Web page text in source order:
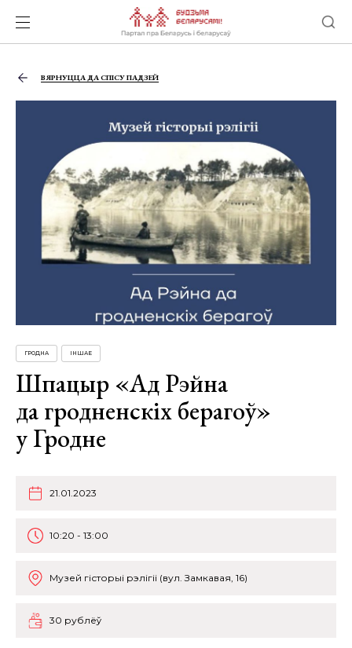
ВЯРНУЦЦА ДА СПІСУ ПАДЗЕЙ
ГРОДНА ІНШАЕ
Шпацыр «Ад Рэйна
да гродненскіх берагоў»
у Гродне
21.01.2023
10:20 - 13:00
Музей гісторыі рэлігіі (вул. Замкавая, 16)
30 рублёў